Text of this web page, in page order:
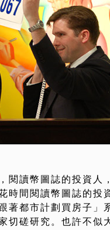
閱讀幣圖誌的投資人
時間閱讀幣圖誌的投
著都市計劃買房子」
切磋研究。也許不似